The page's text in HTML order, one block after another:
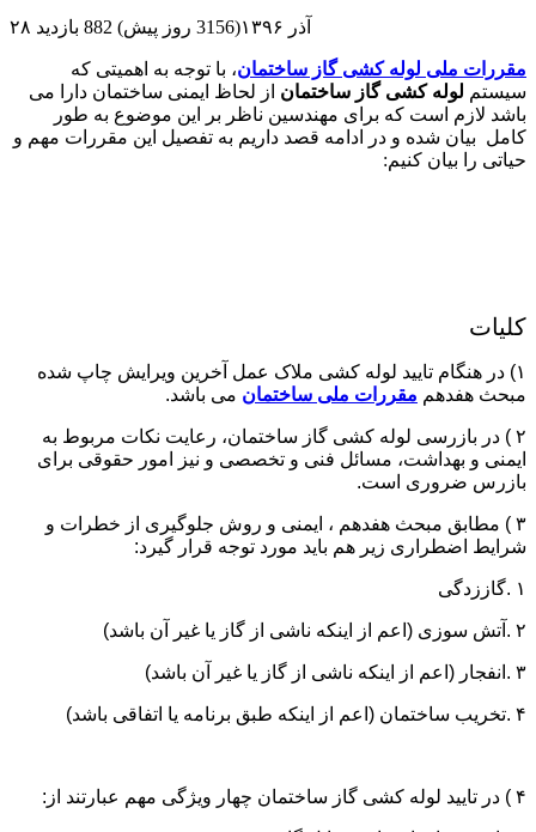
۲۸ آذر ۱۳۹۶(3156 روز پیش) 882 بازدید
مقررات ملی لوله کشی گاز ساختمان، با توجه به اهمیتی که
سیستم لوله کشی گاز ساختمان از لحاظ ایمنی ساختمان دارا می
باشد لازم است که برای مهندسین ناظر بر این موضوع به طور
کامل بیان شده و در ادامه قصد داریم به تفصیل این مقررات مهم و
حیاتی را بیان کنیم:
کلیات
۱) در هنگام تایید لوله کشی ملاک عمل آخرین ویرایش چاپ شده
مبحث هفدهم مقررات ملی ساختمان می باشد.
۲ ) در بازرسی لوله کشی گاز ساختمان، رعایت نکات مربوط به
ایمنی و بهداشت، مسائل فنی و تخصصی و نیز امور حقوقی برای
بازرس ضروری است.
۳ ) مطابق مبحث هفدهم ، ایمنی و روش جلوگیری از خطرات و
شرایط اضطراری زیر هم باید مورد توجه قرار گیرد:
۱ .گاززدگی
۲ .آتش سوزی (اعم از اینکه ناشی از گاز یا غیر آن باشد)
۳ .انفجار (اعم از اینکه ناشی از گاز یا غیر آن باشد)
۴ .تخریب ساختمان (اعم از اینکه طبق برنامه یا اتفاقی باشد)
۴ ) در تایید لوله کشی گاز ساختمان چهار ویژگی مهم عبارتند از: